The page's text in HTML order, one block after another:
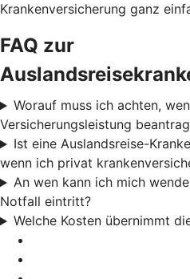
Krankenversicherung ganz
FAQ zur
Worauf muss ich achten,
Versicherungsleistung
Ist eine Auslandsreise-
wenn ich privat
An wen kann ich mich
Notfall eintritt?
Welche Kosten übernimmt